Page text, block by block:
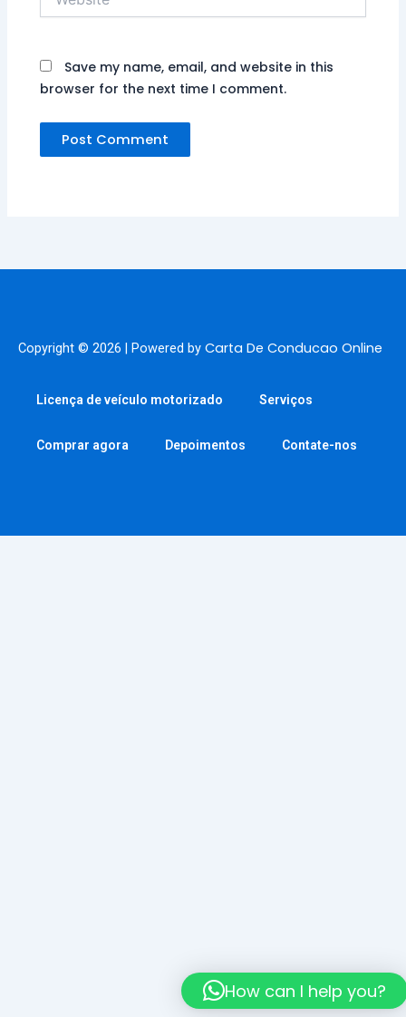
Save my name, email, and website in this
browser for the next time I comment.
Copyright © 2026 | Powered by Carta De Conducao Online
Licença de veículo motorizado Serviços
Comprar agora Depoimentos Contate-nos
How can I help you?